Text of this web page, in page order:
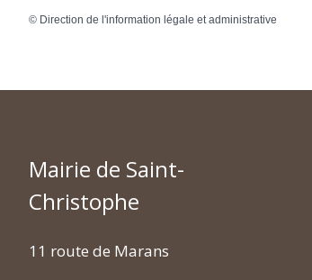
© Direction de l'information légale et administrative
Mairie de Saint-
Christophe
11 route de Marans